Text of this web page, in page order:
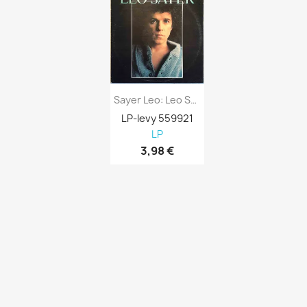
Sayer Leo: Leo Sayer -78 Kansi VG+ Levy...
LP-levy 559921
LP
3,98 €